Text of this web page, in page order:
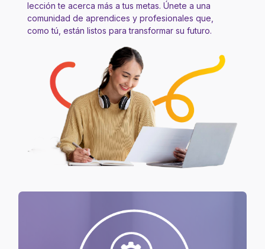
lección te acerca más a tus metas. Únete a una
comunidad de aprendices y profesionales que,
como tú, están listos para transformar su futuro.